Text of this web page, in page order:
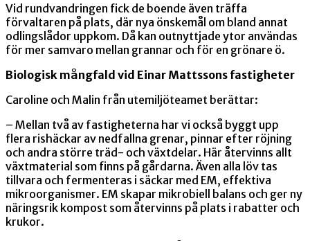
Vid rundvandringen fick de boende även träffa
förvaltaren på plats, där nya önskemål om bland annat
odlingslådor uppkom. Då kan outnyttjade ytor användas
för mer samvaro mellan grannar och för en grönare ö.
Biologisk mångfald vid Einar Mattssons fastigheter
Caroline och Malin från utemiljöteamet berättar:
– Mellan två av fastigheterna har vi också byggt upp
flera rishäckar av nedfallna grenar, pinnar efter röjning
och andra större träd- och växtdelar. Här återvinns allt
växtmaterial som finns på gårdarna. Även alla löv tas
tillvara och fermenteras i säckar med EM, effektiva
mikroorganismer. EM skapar mikrobiell balans och ger ny
näringsrik kompost som återvinns på plats i rabatter och
krukor.